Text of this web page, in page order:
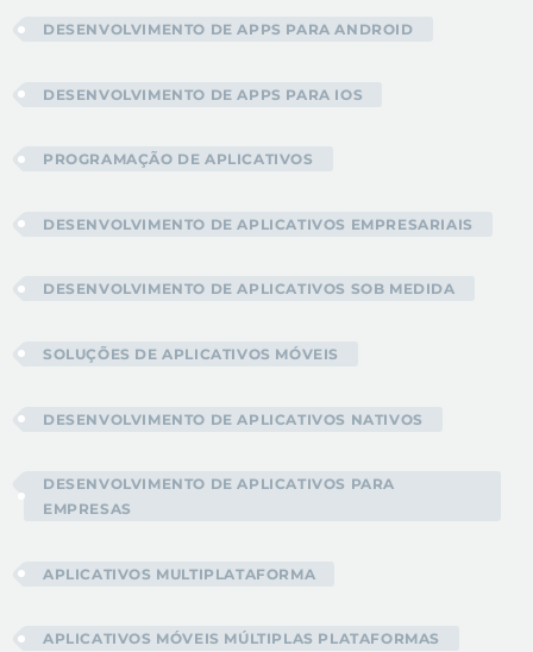
DESENVOLVIMENTO DE APPS PARA ANDROID
DESENVOLVIMENTO DE APPS PARA IOS
PROGRAMAÇÃO DE APLICATIVOS
DESENVOLVIMENTO DE APLICATIVOS EMPRESARIAIS
DESENVOLVIMENTO DE APLICATIVOS SOB MEDIDA
SOLUÇÕES DE APLICATIVOS MÓVEIS
DESENVOLVIMENTO DE APLICATIVOS NATIVOS
DESENVOLVIMENTO DE APLICATIVOS PARA
EMPRESAS
APLICATIVOS MULTIPLATAFORMA
APLICATIVOS MÓVEIS MÚLTIPLAS PLATAFORMAS